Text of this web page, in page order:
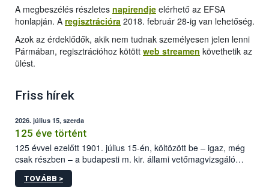
A megbeszélés részletes napirendje elérhető az EFSA
honlapján. A regisztrációra 2018. február 28-ig van lehetőség.
Azok az érdeklődők, akik nem tudnak személyesen jelen lenni
Pármában, regisztrációhoz kötött web streamen követhetik az
ülést.
Friss hírek
2026. július 15, szerda
125 éve történt
125 évvel ezelőtt 1901. július 15-én, költözött be – igaz, még
csak részben – a budapesti m. kir. állami vetőmagvizsgáló
állomás a Kis Rókus utca 15. szám alatti, Czigler Győző által
tervezett új épületébe.
TOVÁBB >